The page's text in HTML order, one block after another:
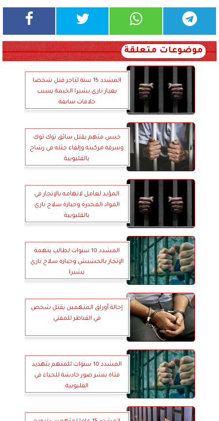
موضوعات متعلقة
المشدد 15 سنة لتاجر قتل شخصا
بعيار نارى بشبرا الخيمة بسبب
خلافات سابقة
حبس متهم بقتل سائق توك توك
وسرقة مركبته وإلقاء جثته في رشاح
بالقليوبية
المؤبد لعامل لاتهامه بالإتجار في
المواد المخدرة وحيازة سلاح ناري
بالقليوبية
المشدد 10 سنوات لطالب بتهمة
الإتجار بالحشيش وحيازة سلاح ناري
بشبرا
إحالة أوراق المتهمين بقتل شخص
في القناطر للمفتي
المشدد 10 سنوات للمتهم بتهديد
فتاة بنشر صور خادشة للحياء في
القليوبية